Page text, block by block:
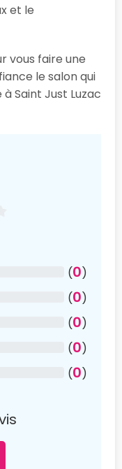
et le
vous faire une
le salon qui
Saint Just Luzac
(0)
(0)
(0)
(0)
(0)